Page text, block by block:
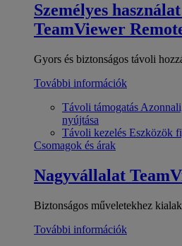
Személyes
TeamViewer
Gyors és biztonságos távoli
További információk
Távoli támogatás
nyújtása
Távoli kezelés Eszközök
Csomagok és árak
Nagyvállalat
Biztonságos műveletekhez
További információk